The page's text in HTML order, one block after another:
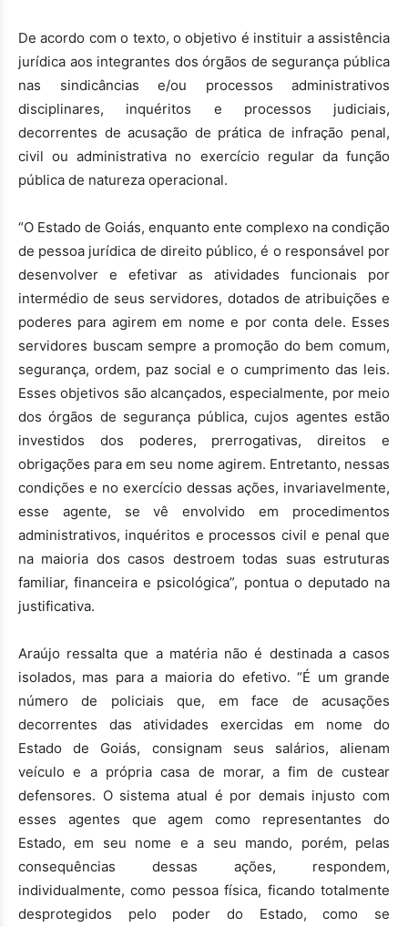
De acordo com o texto, o objetivo é instituir a assistência
jurídica aos integrantes dos órgãos de segurança pública
nas sindicâncias e/ou processos administrativos
disciplinares, inquéritos e processos judiciais,
decorrentes de acusação de prática de infração penal,
civil ou administrativa no exercício regular da função
pública de natureza operacional.
“O Estado de Goiás, enquanto ente complexo na condição
de pessoa jurídica de direito público, é o responsável por
desenvolver e efetivar as atividades funcionais por
intermédio de seus servidores, dotados de atribuições e
poderes para agirem em nome e por conta dele. Esses
servidores buscam sempre a promoção do bem comum,
segurança, ordem, paz social e o cumprimento das leis.
Esses objetivos são alcançados, especialmente, por meio
dos órgãos de segurança pública, cujos agentes estão
investidos dos poderes, prerrogativas, direitos e
obrigações para em seu nome agirem. Entretanto, nessas
condições e no exercício dessas ações, invariavelmente,
esse agente, se vê envolvido em procedimentos
administrativos, inquéritos e processos civil e penal que
na maioria dos casos destroem todas suas estruturas
familiar, financeira e psicológica”, pontua o deputado na
justificativa.
Araújo ressalta que a matéria não é destinada a casos
isolados, mas para a maioria do efetivo. “É um grande
número de policiais que, em face de acusações
decorrentes das atividades exercidas em nome do
Estado de Goiás, consignam seus salários, alienam
veículo e a própria casa de morar, a fim de custear
defensores. O sistema atual é por demais injusto com
esses agentes que agem como representantes do
Estado, em seu nome e a seu mando, porém, pelas
consequências dessas ações, respondem,
individualmente, como pessoa física, ficando totalmente
desprotegidos pelo poder do Estado, como se